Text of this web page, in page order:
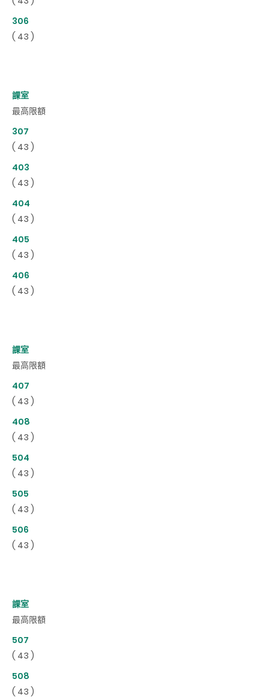
306
( 43 )
課室
最高限額
307
( 43 )
403
( 43 )
404
( 43 )
405
( 43 )
406
( 43 )
課室
最高限額
407
( 43 )
408
( 43 )
504
( 43 )
505
( 43 )
506
( 43 )
課室
最高限額
507
( 43 )
508
( 43 )